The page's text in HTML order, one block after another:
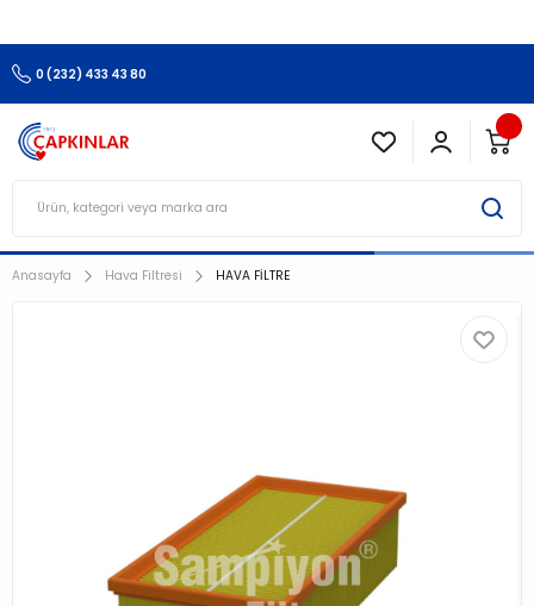
0 (232) 433 43 80
Anasayfa Hava Filtresi HAVA FİLTRE